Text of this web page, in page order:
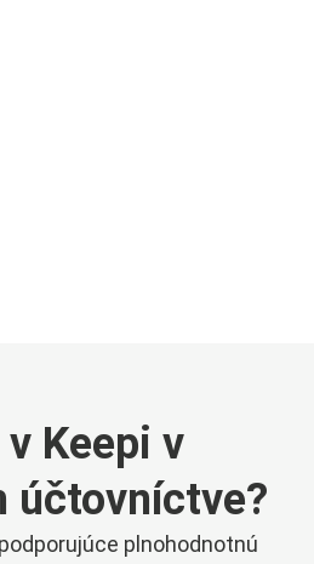
Keepi v
účtovníctve?
plnohodnotnú